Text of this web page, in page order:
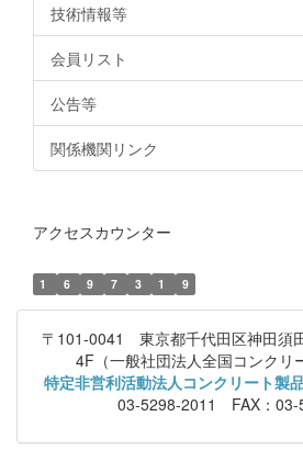
技術情報等
会員リスト
公告等
関係機関リンク
アクセスカウンター
1 6 9 7 3 1 9
〒101-0041 東京都千代田区神田須
4F（一般社団法人全国コンクリ
特定非営利活動法人コンクリート
03-5298-2011 FAX：03-